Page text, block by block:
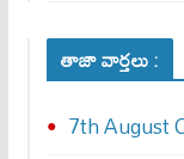
తాజా వార్తలు :
7th August